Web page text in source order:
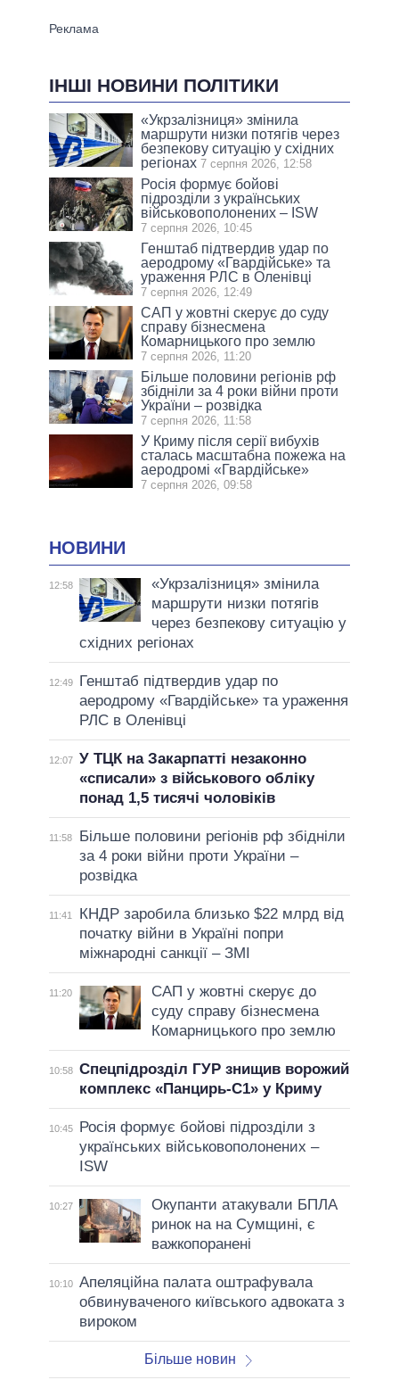
ІНШІ НОВИНИ ПОЛІТИКИ
«Укрзалізниця» змінила
маршрути низки потягів через
безпекову ситуацію у східних
регіонах 7 серпня 2026, 12:58
Росія формує бойові
підрозділи з українських
військовополонених – ISW
7 серпня 2026, 10:45
Генштаб підтвердив удар по
аеродрому «Гвардійське» та
ураження РЛС в Оленівці
7 серпня 2026, 12:49
САП у жовтні скерує до суду
справу бізнесмена
Комарницького про землю
7 серпня 2026, 11:20
Більше половини регіонів рф
збідніли за 4 роки війни проти
України – розвідка
7 серпня 2026, 11:58
У Криму після серії вибухів
сталась масштабна пожежа на
аеродромі «Гвардійське»
7 серпня 2026, 09:58
НОВИНИ
12:58
«Укрзалізниця» змінила
маршрути низки потягів
через безпекову ситуацію у
східних регіонах
12:49
Генштаб підтвердив удар по
аеродрому «Гвардійське» та ураження
РЛС в Оленівці
12:07 У ТЦК на Закарпатті незаконно
«списали» з військового обліку
понад 1,5 тисячі чоловіків
11:58
Більше половини регіонів рф збідніли
за 4 роки війни проти України –
розвідка
11:41
КНДР заробила близько $22 млрд від
початку війни в Україні попри
міжнародні санкції – ЗМІ
11:20
САП у жовтні скерує до
суду справу бізнесмена
Комарницького про землю
10:58 Спецпідрозділ ГУР знищив ворожий
комплекс «Панцирь-С1» у Криму
10:45
Росія формує бойові підрозділи з
українських військовополонених –
ISW
10:27
Окупанти атакували БПЛА
ринок на на Сумщині, є
важкопоранені
10:10 Апеляційна палата оштрафувала
обвинуваченого київського адвоката з
вироком
Більше новин